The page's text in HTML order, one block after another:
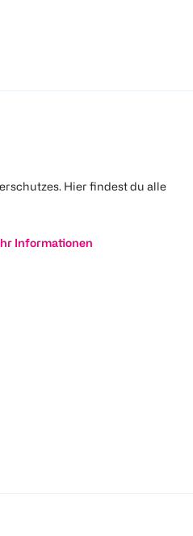
Hier findest du alle
Informationen